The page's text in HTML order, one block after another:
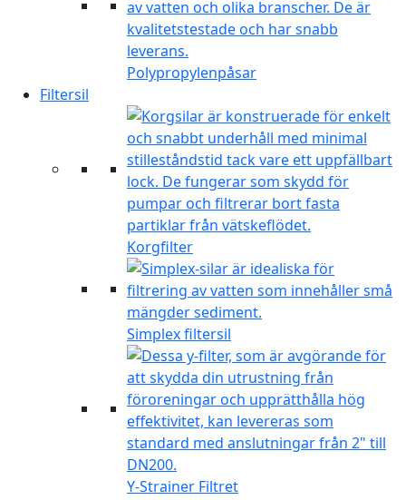
Polypropylenpåsar
Filtersil
Korgfilter
Simplex filtersil
Y-Strainer Filtret